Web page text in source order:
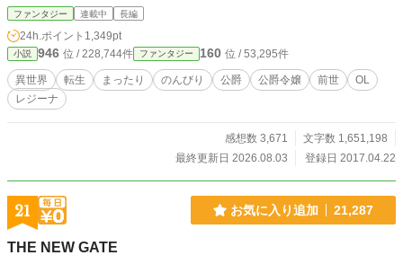
り更新の予定です。ゆるりとお付き合いいただければ幸いで
ファンタジー 連載中 長編
24h.ポイント 1,349pt
小説 946 位 / 228,744件 ファンタジー 160 位 / 53,295件
異世界 転生 まったり のんびり 公爵 公爵令嬢 前世
OL
レジーナ
感想数 3,671
文字数 1,651,198
最終更新日 2026.08.03
登録日 2017.04.22
21 お気に入り追加 21,287
THE NEW GATE